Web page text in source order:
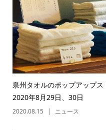
泉州タオルのポップアップ
2020年8月29日、30日
2020.08.15 ニュース